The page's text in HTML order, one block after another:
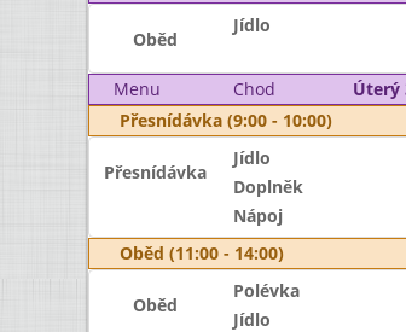
Oběd
Jídlo
Menu Chod Úterý
Přesnídávka (9:00 - 10:00)
Přesnídávka
Jídlo
Doplněk
Nápoj
Oběd (11:00 - 14:00)
Oběd
Polévka
Jídlo